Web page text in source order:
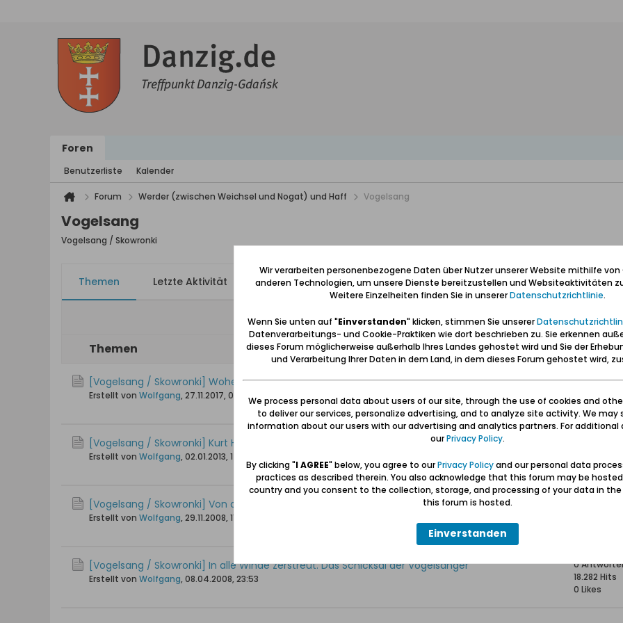
Foren
Benutzerliste Kalender
Forum Werder (zwischen Weichsel und Nogat) und Haff Vogelsang
Vogelsang
Vogelsang / Skowronki
Themen Letzte Aktivität Meine Abonnements Bilder
Themen
[Vogelsang / Skowronki] Woher die Bewohner Vogelsangs stammten
Erstellt von Wolfgang, 27.11.2017, 02:42
0
0 Likes
[Vogelsang / Skowronki] Kurt Hübert: Wanderung nach Vogelsang
Erstellt von Wolfgang, 02.01.2013, 17:45
0 Likes
[Vogelsang / Skowronki] Von der Versippung Vogelsangs
Erstellt von Wolfgang, 29.11.2008, 11:43
[Vogelsang / Skowronki] In alle Winde zerstreut. Das Schicksal der Vogelsänger
Erstellt von Wolfgang, 08.04.2008, 23:53
0
18.282 Hits
0 Likes
Wir verarbeiten personenbezogene Daten über Nutzer unserer Website mithilfe von
anderen Technologien, um unsere Dienste bereitzustellen und Websiteaktivitäten
Weitere Einzelheiten finden Sie in unsererDatenschutzrichtlinie.
Wenn Sie unten auf "Einverstanden" klicken, stimmen Sie unserer
Datenverarbeitungs- und Cookie-Praktiken wie dort beschrieben zu. Sie erkennen
dieses Forum möglicherweise außerhalb Ihres Landes gehostet wird und Sie der
und Verarbeitung Ihrer Daten in dem Land, in dem dieses Forum gehostet wird,
We process personal data about users of our site, through the use of cookies and
to deliver our services, personalize advertising, and to analyze site activity. We may
information about our users with our advertising and analytics partners. For additional
ourPrivacy Policy.
By clicking "I AGREE" below, you agree to ourPrivacy Policyand our personal data
practices as described therein. You also acknowledge that this forum may be
country and you consent to the collection, storage, and processing of your data in
this forum is hosted.
Einverstanden